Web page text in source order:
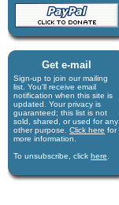
Get e-mail
Sign-up to join our mail­ing
list. You'll receive e­mail
notification when this site is
updated. Your privacy is
guaran­teed; this list is not
sold, shared, or used for any
other purpose. Click here for
more infor­mation.
To unsubscribe, click here